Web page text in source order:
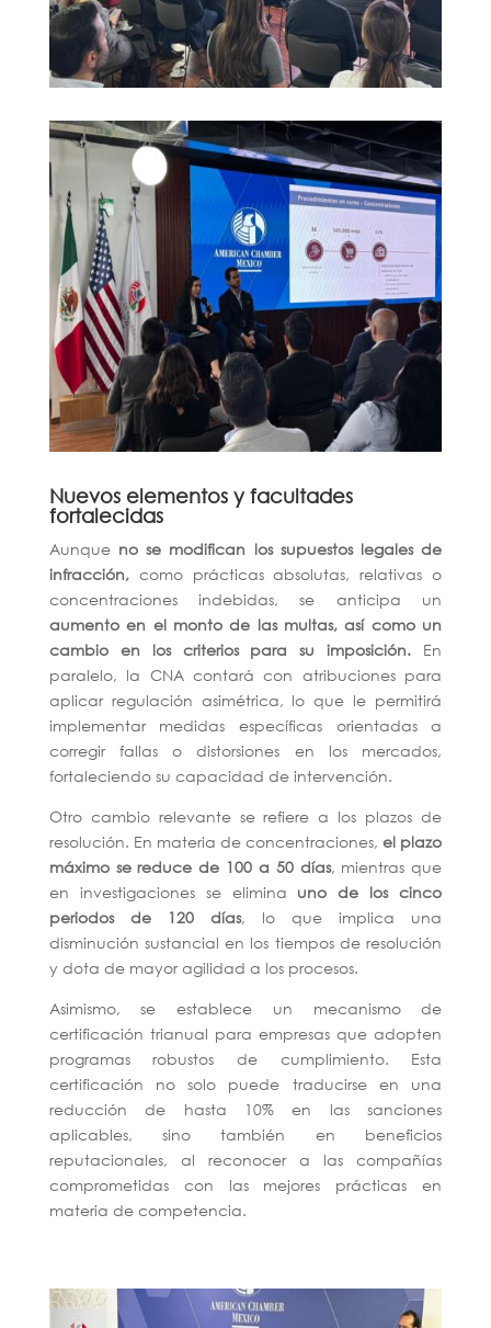
Nuevos elementos y facultades
fortalecidas
Aunqueno se modifican los supuestos legales de
infracción, como prácticas absolutas, relativas o
concentraciones indebidas, se anticipa un
aumento en el monto de las multas, así como un
cambio en los criterios para su imposición. En
paralelo, la CNA contará con atribuciones para
aplicar regulación asimétrica, lo que le permitirá
implementar medidas específicas orientadas a
corregir fallas o distorsiones en los mercados,
fortaleciendo su capacidad de intervención.
Otro cambio relevante se refiere a los plazos de
resolución. En materia de concentraciones,el plazo
máximo se reduce de 100 a 50 días, mientras que
en investigaciones se elimina uno de los cinco
periodos de 120 días, lo que implica una
disminución sustancial en los tiempos de resolución
y dota de mayor agilidad a los procesos.
Asimismo, se establece un mecanismo de
certificación trianual para empresas que adopten
programas robustos de cumplimiento. Esta
certificación no solo puede traducirse en una
reducción de hasta 10% en las sanciones
aplicables, sino también en beneficios
reputacionales, al reconocer a las compañías
comprometidas con las mejores prácticas en
materia de competencia.